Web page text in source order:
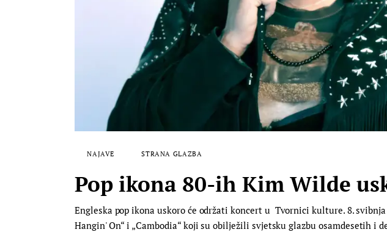
NAJAVE STRANA GLAZBA
Pop ikona 80-ih Kim Wilde
Engleska pop ikona uskoro će održati koncert u Tvornici kulture. 8.
Hangin' On“ i „Cambodia“ koji su obilježili svjetsku glazbu osamdesetih i